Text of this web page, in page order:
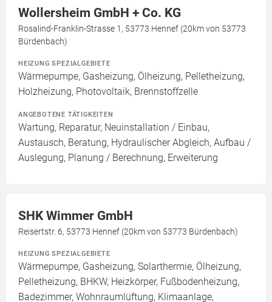
Wollersheim GmbH + Co. KG
Rosalind-Franklin-Strasse 1, 53773 Hennef (20km von 53773
Bürdenbach)
HEIZUNG SPEZIALGEBIETE
Wärmepumpe, Gasheizung, Ölheizung, Pelletheizung,
Holzheizung, Photovoltaik, Brennstoffzelle
ANGEBOTENE TÄTIGKEITEN
Wartung, Reparatur, Neuinstallation / Einbau,
Austausch, Beratung, Hydraulischer Abgleich, Aufbau /
Auslegung, Planung / Berechnung, Erweiterung
SHK Wimmer GmbH
Reisertstr. 6, 53773 Hennef (20km von 53773 Bürdenbach)
HEIZUNG SPEZIALGEBIETE
Wärmepumpe, Gasheizung, Solarthermie, Ölheizung,
Pelletheizung, BHKW, Heizkörper, Fußbodenheizung,
Badezimmer, Wohnraumlüftung, Klimaanlage,